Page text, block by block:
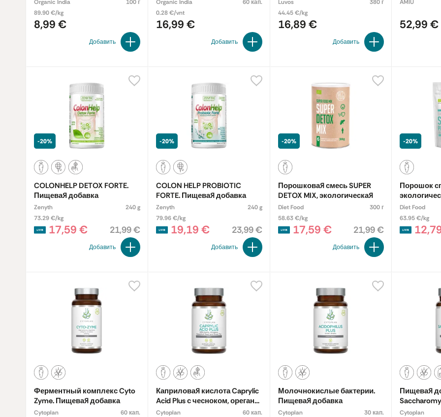
Organic India
100 г
89.90 €/kg
8,99 €
Добавить
Organic India
60 кап.
0.28 €/vnt
16,99 €
Добавить
Luvos
380 г
44.45 €/kg
16,89 €
Добавить
AMIU
52,99 €
-20%
COLONHELP DETOX FORTE.
Пищевая добавка
Zenyth
240 g
73.29 €/kg
17,59 € 21,99 €
Добавить
-20%
COLON HELP PROBIOTIC
FORTE. Пищевая добавка
Zenyth
240 g
79.96 €/kg
19,19 € 23,99 €
Добавить
-20%
Порошковая смесь SUPER
DETOX MIX, экологическая
Diet Food
300 г
58.63 €/kg
17,59 € 21,99 €
Добавить
-20%
Порошок
Diet Food
63.95 €/kg
Ферментный комплекс Cyto
Zyme. Пищевая добавка
Cytoplan 60 кап.
Каприловая кислота Caprylic
Acid Plus с чесноком, орегано,
семенами грейпфрута и
Cytoplan 60 кап.
Молочнокислые бактерии.
Пищевая добавка
Cytoplan 30 кап.
Пищевая
Cytoplan